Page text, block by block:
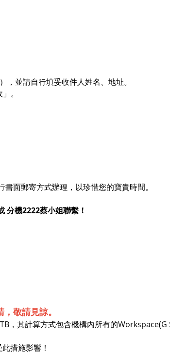
並請自行填妥收件人姓名、地址。
。
面郵寄方式辦理，以珍惜您的寶貴時間。
分機2222蔡小姐聯繫！
敬請見諒。
其計算方式包含機構內所有的
措施影響！